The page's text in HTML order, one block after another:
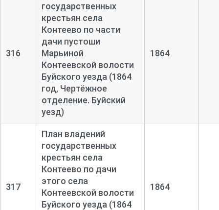
316
государственных
крестьян села
Контеево по части
дачи пустоши
Марьиной
Контеевской волости
Буйского уезда (1864
год, Чертёжное
отделение. Буйский
уезд)
1864
317
План владений
государственных
крестьян села
Контеево по дачи
этого села
Контеевской волости
Буйского уезда (1864
1864